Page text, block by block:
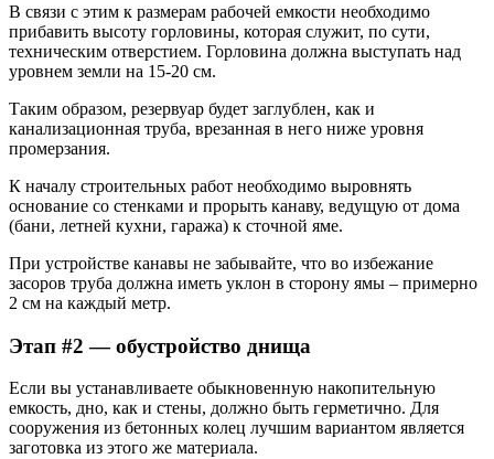
В связи с этим к размерам рабочей емкости необходимо
прибавить высоту горловины, которая служит, по сути,
техническим отверстием. Горловина должна выступать над
уровнем земли на 15-20 см.
Таким образом, резервуар будет заглублен, как и
канализационная труба, врезанная в него ниже уровня
промерзания.
К началу строительных работ необходимо выровнять
основание со стенками и прорыть канаву, ведущую от дома
(бани, летней кухни, гаража) к сточной яме.
При устройстве канавы не забывайте, что во избежание
засоров труба должна иметь уклон в сторону ямы – примерно
2 см на каждый метр.
Этап #2 — обустройство днища
Если вы устанавливаете обыкновенную накопительную
емкость, дно, как и стены, должно быть герметично. Для
сооружения из бетонных колец лучшим вариантом является
заготовка из этого же материала.